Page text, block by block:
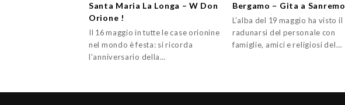
Santa Maria La Longa – W Don
Orione !
Il 16 maggio in tutte le case orionine
nel mondo è festa: si ricorda
l'anniversario della…
Bergamo – Gita a Sanremo
L’alba del 19 maggio ha visto il
radunarsi del personale con
famiglie, amici e religiosi del…